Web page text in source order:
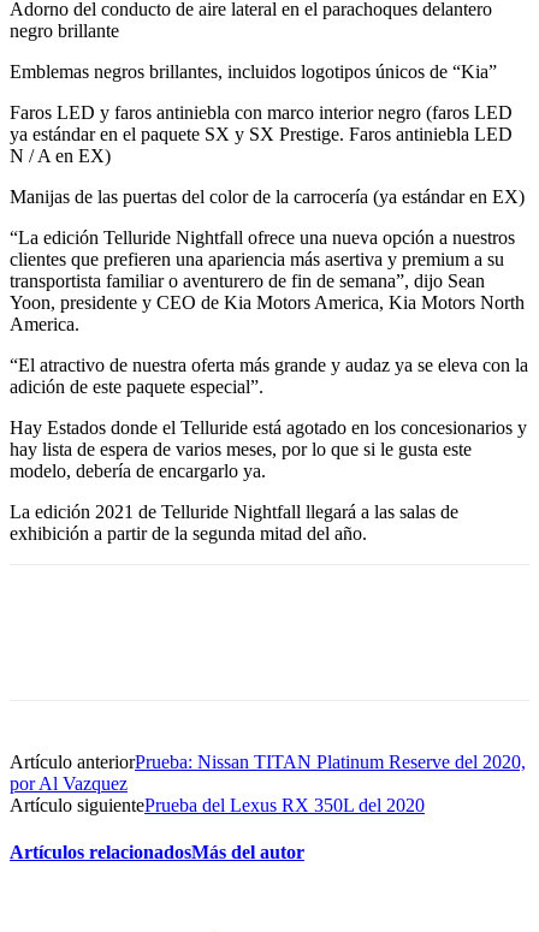
Adorno del conducto de aire lateral en el parachoques delantero
negro brillante
Emblemas negros brillantes, incluidos logotipos únicos de “Kia”
Faros LED y faros antiniebla con marco interior negro (faros LED
ya estándar en el paquete SX y SX Prestige. Faros antiniebla LED
N / A en EX)
Manijas de las puertas del color de la carrocería (ya estándar en EX)
“La edición Telluride Nightfall ofrece una nueva opción a nuestros
clientes que prefieren una apariencia más asertiva y premium a su
transportista familiar o aventurero de fin de semana”, dijo Sean
Yoon, presidente y CEO de Kia Motors America, Kia Motors North
America.
“El atractivo de nuestra oferta más grande y audaz ya se eleva con la
adición de este paquete especial”.
Hay Estados donde el Telluride está agotado en los concesionarios y
hay lista de espera de varios meses, por lo que si le gusta este
modelo, debería de encargarlo ya.
La edición 2021 de Telluride Nightfall llegará a las salas de
exhibición a partir de la segunda mitad del año.
Artículo anteriorPrueba: Nissan TITAN Platinum Reserve del 2020,
por Al Vazquez
Artículo siguientePrueba del Lexus RX 350L del 2020
Artículos relacionadosMás del autor